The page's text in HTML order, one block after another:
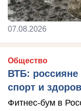
07.08.2026
Общество
ВТБ:
спорт и
Фитнес-бум в